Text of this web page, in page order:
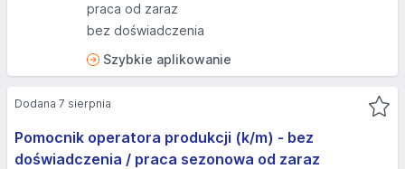
praca od zaraz
bez doświadczenia
Szybkie aplikowanie
Pomocnik operatora produkcji (k/m) - bez
doświadczenia / praca sezonowa od zaraz
Dodana 7 sierpnia